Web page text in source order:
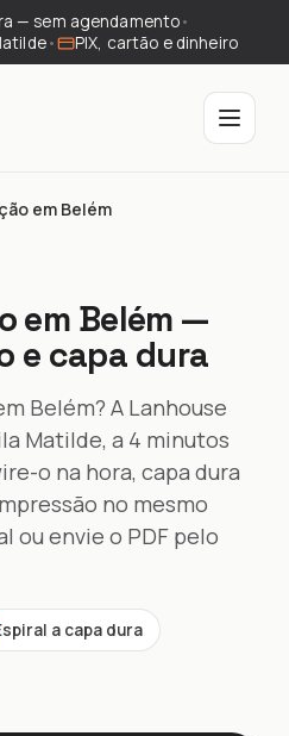
— sem agendamento•
• PIX, cartão e dinheiro
em Belém
em Belém —
e capa dura
Belém? A Lanhouse
Matilde, a 4 minutos
o na hora, capa dura
no mesmo
ou envie o PDF pelo
a capa dura